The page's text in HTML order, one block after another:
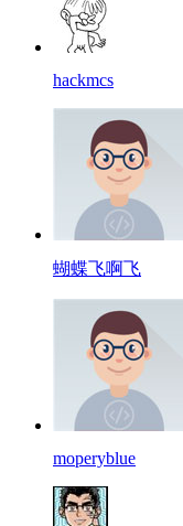
hackmcs
蝴蝶飞啊飞
moperyblue